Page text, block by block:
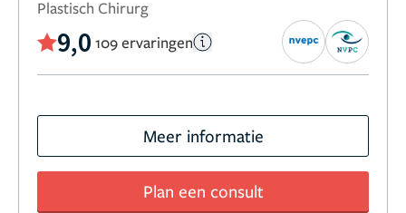
Plastisch Chirurg
9,0 109 ervaringen
Meer informatie
Plan een consult